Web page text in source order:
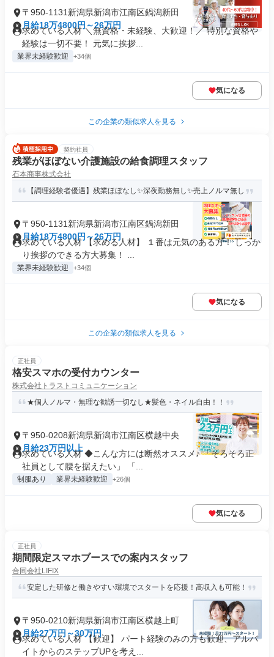
〒950-1131新潟県新潟市江南区鍋潟新田
月給18万4800円～26万円
求めている人材 ＼無資格・未経験、大歓迎！／ 特別な資格や
経験は一切不要！ 元気に挨拶...
業界未経験歓迎 +34個
気になる
この企業の類似求人を見る
契約社員
残業がほぼない介護施設の給食調理スタッフ
石本商事株式会社
【調理経験者優遇】残業ほぼなし✨深夜勤務無し✨売上ノルマ無し
〒950-1131新潟県新潟市江南区鍋潟新田
月給18万4800円～26万円
求めている人材 【求める人材】 １番は元気のある方！ しっか
り挨拶のできる方大募集！ ...
業界未経験歓迎 +34個
気になる
この企業の類似求人を見る
正社員
格安スマホの受付カウンター
株式会社トラストコミュニケーション
★個人ノルマ・無理な勧誘一切なし★髪色・ネイル自由！！
〒950-0208新潟県新潟市江南区横越中央
月給23万円以上
求めている人材 ◆こんな方には断然オススメ♪ 「そろそろ正
社員として腰を据えたい」 「...
制服あり 業界未経験歓迎 +26個
気になる
正社員
期間限定スマホブースでの案内スタッフ
合同会社LIFIX
安定した研修と働きやすい環境でスタートを応援！高収入も可能！
〒950-0210新潟県新潟市江南区横越上町
月給27万円～30万円
求めている人材 【歓迎】 パート経験のみの方も歓迎、アルバ
イトからのステップUPを考え...